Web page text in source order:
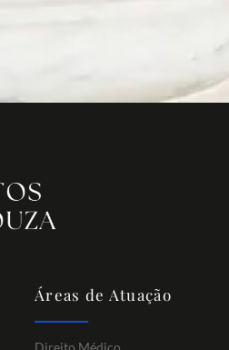
Áreas de Atuação
Direito Médico